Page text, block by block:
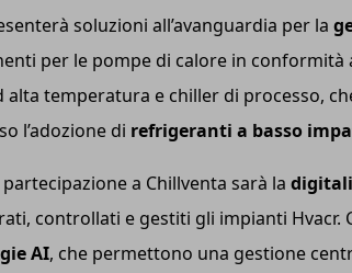
soluzioni all’avanguardia per la
per le pompe di calore in conformità
alta temperatura e chiller di processo,
l’adozione di refrigeranti a basso
a Chillventa sarà la
controllati e gestiti gli impianti Hvacr.
AI, che permettono una gestione